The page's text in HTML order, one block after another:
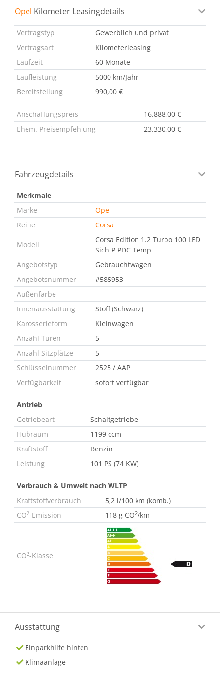
Leasingdetails Fahrzeugdetails
Opel Kilometer Leasingdetails
Vertragstyp
Gewerblich und privat
Vertragsart
Kilometerleasing
Laufzeit
60 Monate
Laufleistung
5000 km/Jahr
Bereitstellung
990,00 €
Anschaffungspreis
16.888,00 €
Ehem. Preisempfehlung
23.330,00 €
Fahrzeugdetails
Merkmale
Marke
Opel
Reihe
Corsa
Modell
Corsa Edition 1.2 Turbo 100 LED
SichtP PDC Temp
Angebotstyp
Gebrauchtwagen
Angebotsnummer
#585953
Außenfarbe
Innenausstattung
Stoff (Schwarz)
Karosserieform
Kleinwagen
Anzahl Türen
5
Anzahl Sitzplätze
5
Schlüsselnummer
2525 / AAP
Verfügbarkeit
sofort verfügbar
Antrieb
Getriebeart
Schaltgetriebe
Hubraum
1199 ccm
Kraftstoff
Benzin
Leistung
101 PS (74 KW)
Verbrauch & Umwelt nach WLTP
Kraftstoffverbrauch
5,2 l/100 km (komb.)
CO2-Emission 118 g CO2/km
CO2-Klasse
Ausstattung
Einparkhilfe hinten
Klimaanlage